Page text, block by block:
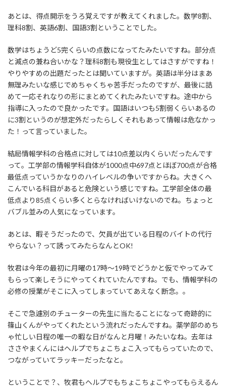
あとは、得点開示をうろ覚えですが教えてくれました。数学8割、
理科8割、英語6割、国語3割ということでした。
数学はちょうど5完くらいの点数になってたみたいですね。部分点
と減点の兼ね合いかな？理科8割も現役生としてはさすがですね！
やりやすめの出題だったとは聞いていますが。英語は半分はまあ
無理みたいな感じでめちゃくちゃ苦手だったのですが、最後に詰
めて一応それなりの形にまとめてくれたみたいですね。途中から
指導に入ったので良かったです。国語はいつも5割弱くらいあるの
に3割というのが想定外だったらしくそれもあって情報は危なかっ
た！って言っていました。
結局情報学科の合格点に対しては10点差以内くらいだったんです
って。工学部の情報学科自体が1000点中697点とほぼ700点が合格
最低点っていうかなりのハイレベルの争いですからね。大きくへ
こんでいる科目があると危険という感じですね。工学部全体の最
低点より85点くらい多くとらなければいけないのでね。ちょっと
バブル並みの人気になっています。
あとは、暇そうだったので、欠員が出ている日程のバイトの代行
やらない？って誘ってみたらなんとOK!
牧君は今年の最初に月曜の17時～19時でどうかと仮でやってみて
もらって楽しそうにやってくれていたんですね。でも、情報学科の
必修の授業がそこに入ってしまっていてあえなく断念。。
そこで急遽別のチューターの先生に当たることになって奇跡的に
篠山くんがやってくれたという流れだったんですね。薬学部のめち
ゃ忙しい日程の唯一の暇な日がなんと月曜！みたいなね。去年は
ささやまくんにはヘルプでちょこちょこ入ってもらっていたので、
つながっていてラッキーだったなと。
ということで？、牧君もヘルプでもちょこちょこやってもらえるん